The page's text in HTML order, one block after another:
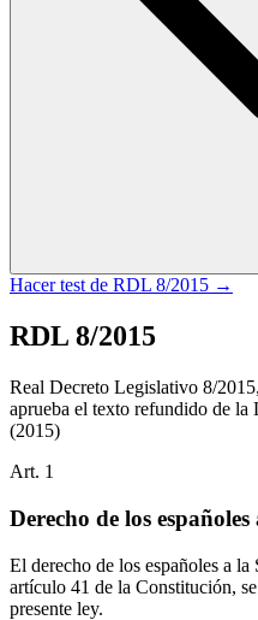
Hacer test de RDL 8/2015 →
RDL 8/2015
Real Decreto Legislativo 8/
aprueba el texto refundido de la
(2015)
Art. 1
Derecho de los
El derecho de los españoles a
artículo 41 de la Constitución,
presente ley.